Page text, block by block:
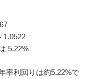
1.0522
5.22%
率利回りは約5.22%で